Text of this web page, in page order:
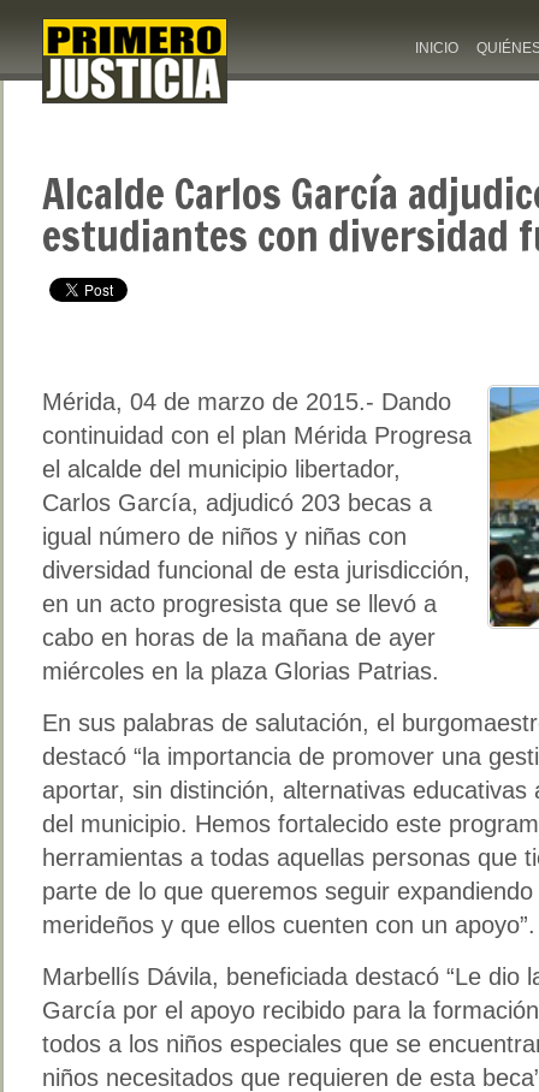
INICIO
Alcalde Carlos García
estudiantes con diversidad
Mérida, 04 de marzo de 2015.- Dando
continuidad con el plan Mérida Progresa
el alcalde del municipio libertador,
Carlos García, adjudicó 203 becas a
igual número de niños y niñas con
diversidad funcional de esta jurisdicción,
en un acto progresista que se llevó a
cabo en horas de la mañana de ayer
miércoles en la plaza Glorias Patrias.
En sus palabras de salutación, el
destacó “la importancia de promover una
aportar, sin distinción, alternativas
del municipio. Hemos fortalecido este
herramientas a todas aquellas personas que
parte de lo que queremos seguir
merideños y que ellos cuenten con un apoyo”.
Marbellís Dávila, beneficiada destacó “Le dio
García por el apoyo recibido para la
todos a los niños especiales que se
niños necesitados que requieren de esta